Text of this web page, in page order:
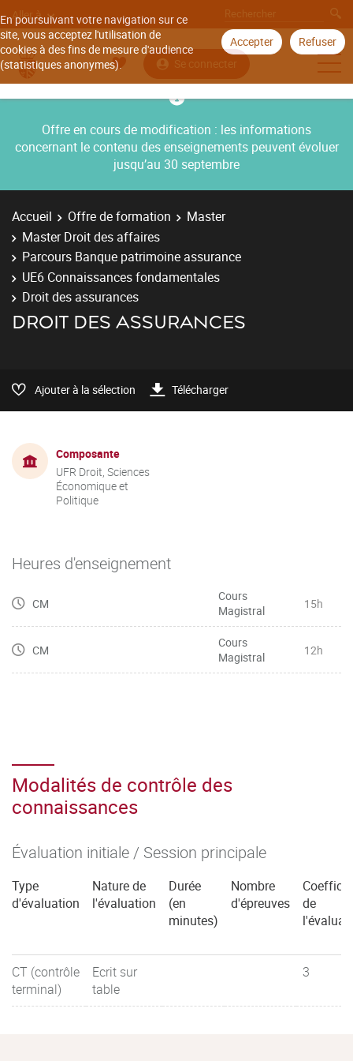
En poursuivant votre navigation sur ce
site, vous acceptez l'utilisation de
cookies à des fins de mesure d'audience
(statistiques anonymes).
Accepter Refuser
Aller à
Se connecter
Offre en cours de modification : les informations
concernant le contenu des enseignements peuvent évoluer
jusqu’au 30 septembre
Accueil Offre de formation
Master
Master Droit des affaires
Parcours Banque patrimoine assurance
UE6 Connaissances fondamentales
Droit des assurances
DROIT DES ASSURANCES
Ajouter à la sélection Télécharger
Composante
UFR Droit, Sciences
Économique et
Politique
Heures d'enseignement
CM
Cours
Magistral
15h
CM
Cours
Magistral
12h
Modalités de contrôle des
connaissances
Évaluation initiale / Session principale
Type
d'évaluation
Nature de
l'évaluation
Durée
(en
minutes)
Nombre
d'épreuves
de
CT (contrôle
terminal)
Ecrit sur
table
3